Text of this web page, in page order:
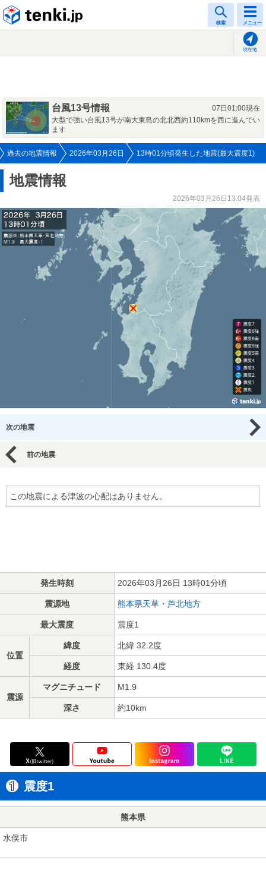
検索 メニュー
現在地
台風13号情報
07日01:00現在
大型で強い台風13号が南大東島の北北西約110kmを西に進んでい
ます
過去の地震情報 2026年03月26日 13時01分頃発生した地震(最大震度1)
地震情報
2026年03月26日13:04発表
次の地震
前の地震
この地震による津波の心配はありません。
発生時刻 2026年03月26日 13時01分頃
震源地 熊本県天草・芦北地方
最大震度 震度1
位置
緯度 北緯 32.2度
経度 東経 130.4度
震源
マグニチュード M1.9
深さ 約10km
震度1
熊本県
水俣市